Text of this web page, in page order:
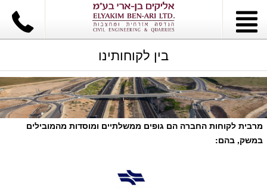
בין לקוחותינו
מרבית לקוחות החברה הם גופים ממשלתיים ומוסדות מהמובילים
במשק, בהם: